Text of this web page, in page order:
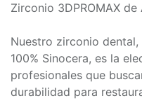
Zirconio 3DPROMAX
Nuestro zirconio
100% Sinocera, es la
profesionales que
durabilidad para